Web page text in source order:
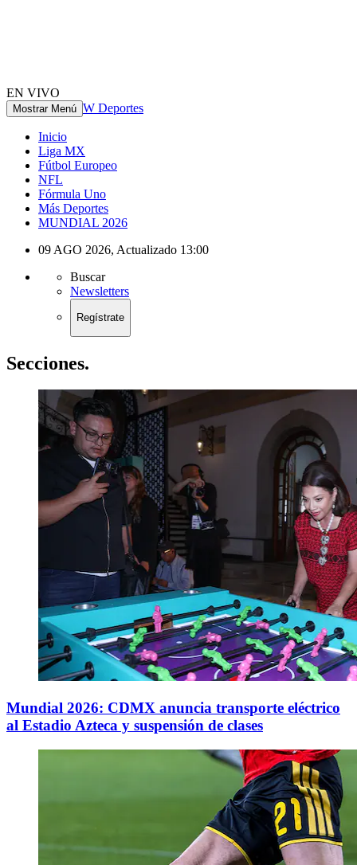
EN VIVO
Mostrar Menú W Deportes
Inicio
Liga MX
Fútbol Europeo
NFL
Fórmula Uno
Más Deportes
MUNDIAL 2026
09 AGO 2026, Actualizado 13:00
Buscar
Newsletters
Regístrate
Secciones.
Mundial 2026: CDMX anuncia transporte eléctrico
al Estadio Azteca y suspensión de clases